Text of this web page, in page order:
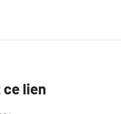
ce lien